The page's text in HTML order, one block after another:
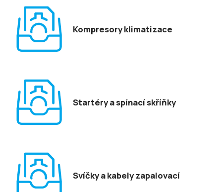
Kompresory klimatizace
Startéry a spínací skříňky
Svíčky a kabely zapalovací